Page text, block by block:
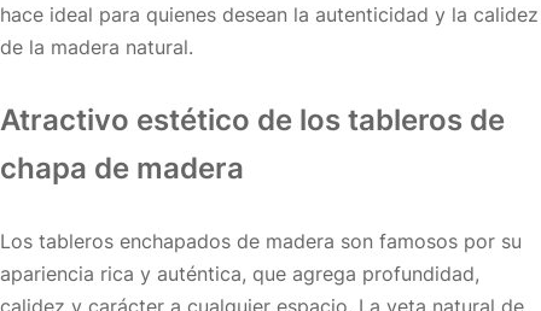
hace ideal para quienes desean la autenticidad y la calidez
de la madera natural.
Atractivo estético de los tableros de
chapa de madera
Los tableros enchapados de madera son famosos por su
apariencia rica y auténtica, que agrega profundidad,
calidez y carácter a cualquier espacio. La veta natural de